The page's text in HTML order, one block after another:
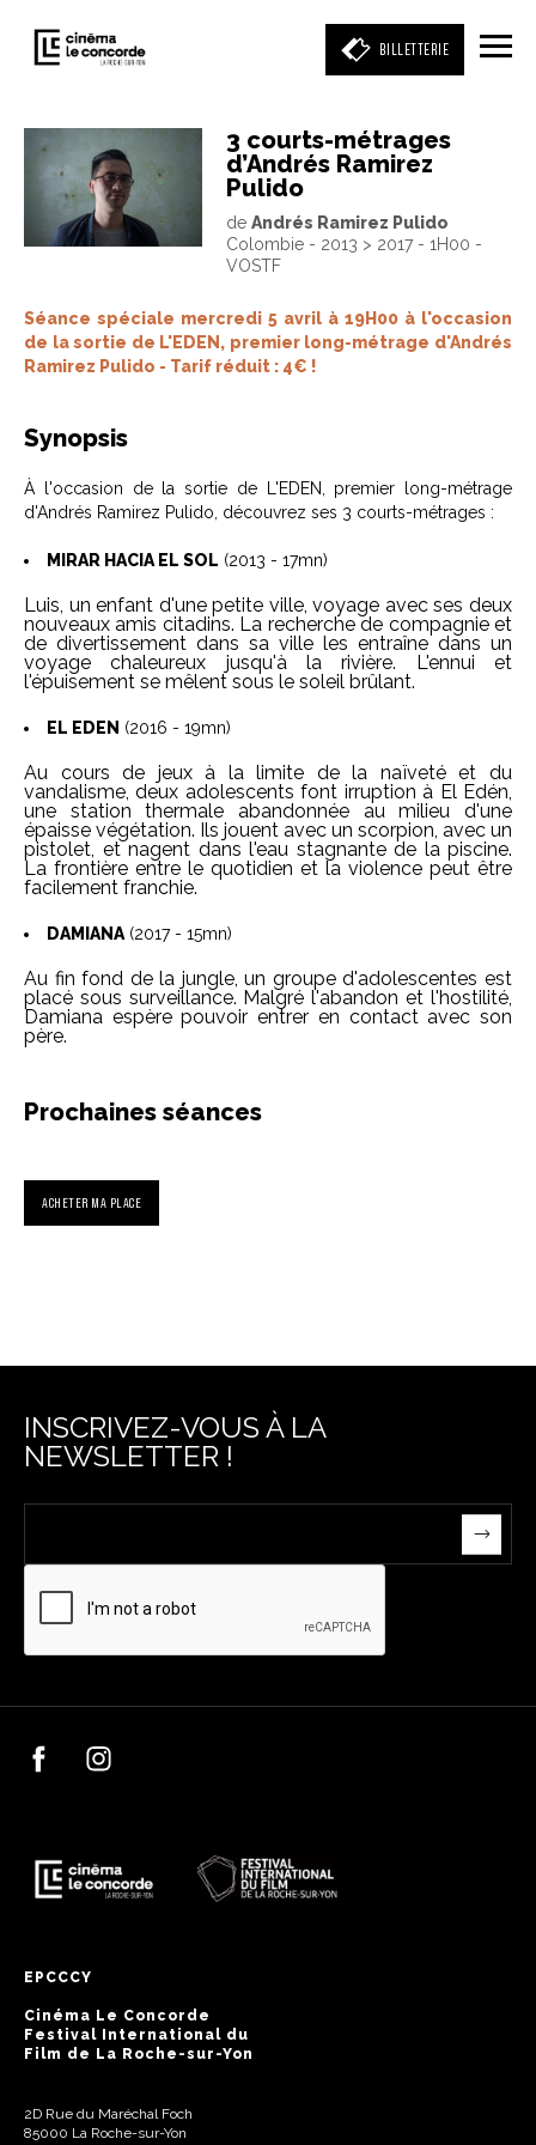
BILLETTERIE
Entrez votre mot clé
(film, réalisateur, acteur, événement)
3 courts-métrages
d’Andrés Ramirez
Pulido
de Andrés Ramirez Pulido
Colombie - 2013 > 2017 - 1H00 -
VOSTF
Séance spéciale mercredi 5 avril à 19H00 à l'occasion
de la sortie de L'EDEN, premier long-métrage d'Andrés
Ramirez Pulido - Tarif réduit : 4€ !
Synopsis
À l'occasion de la sortie de L'EDEN, premier long-métrage
d'Andrés Ramirez Pulido, découvrez ses 3 courts-métrages :
MIRAR HACIA EL SOL (2013 - 17mn)
Luis, un enfant d'une petite ville, voyage avec ses deux
nouveaux amis citadins. La recherche de compagnie et
de divertissement dans sa ville les entraîne dans un
voyage chaleureux jusqu'à la rivière. L'ennui et
l'épuisement se mêlent sous le soleil brûlant.
EL EDEN (2016 - 19mn)
Au cours de jeux à la limite de la naïveté et du
vandalisme, deux adolescents font irruption à El Edén,
une station thermale abandonnée au milieu d'une
épaisse végétation. Ils jouent avec un scorpion, avec un
pistolet, et nagent dans l'eau stagnante de la piscine.
La frontière entre le quotidien et la violence peut être
facilement franchie.
DAMIANA (2017 - 15mn)
Au fin fond de la jungle, un groupe d'adolescentes est
placé sous surveillance. Malgré l'abandon et l'hostilité,
Damiana espère pouvoir entrer en contact avec son
père.
Prochaines séances
ACHETER MA PLACE
INSCRIVEZ-VOUS À LA
NEWSLETTER !
EPCCCY
Cinéma Le Concorde
Festival International du
Film de La Roche-sur-Yon
2D Rue du Maréchal Foch
85000 La Roche-sur-Yon